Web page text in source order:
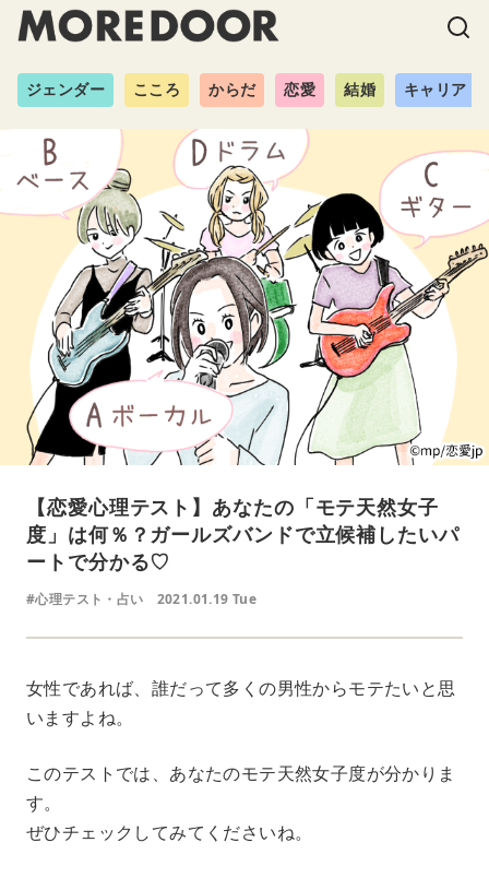
ジェンダー こころ からだ 恋愛 結婚 キャリア
【恋愛心理テスト】あなたの「モテ天然女子
度」は何％？ガールズバンドで立候補したいパ
ートで分かる♡
#心理テスト・占い 2021.01.19 Tue
女性であれば、誰だって多くの男性からモテたいと思
いますよね。
このテストでは、あなたのモテ天然女子度が分かりま
す。
ぜひチェックしてみてくださいね。